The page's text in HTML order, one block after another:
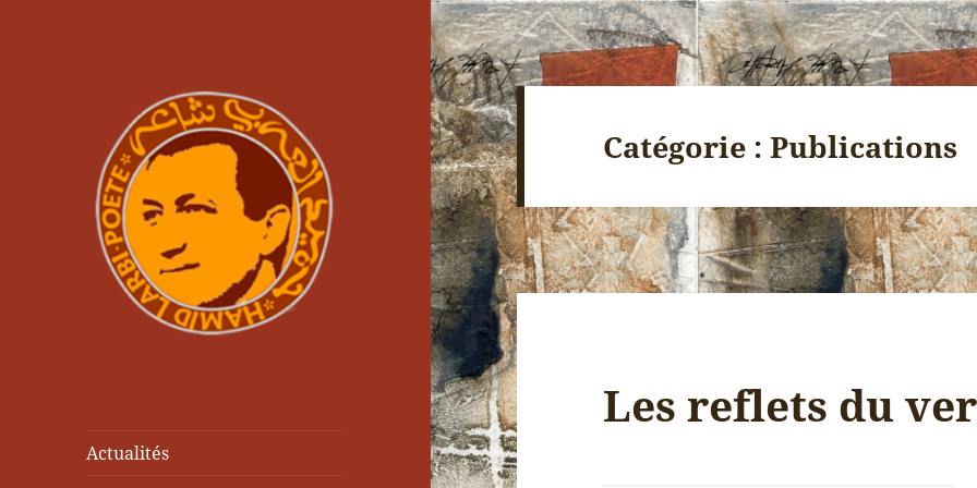
Actualités
Catégorie :Publications
Les reflets du